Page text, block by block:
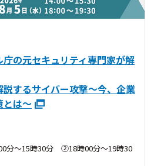
庁の元セキュリティ専門家が解
するサイバー攻撃～今、企業
とは～
分〜15時30分 ②18時00分〜19時30